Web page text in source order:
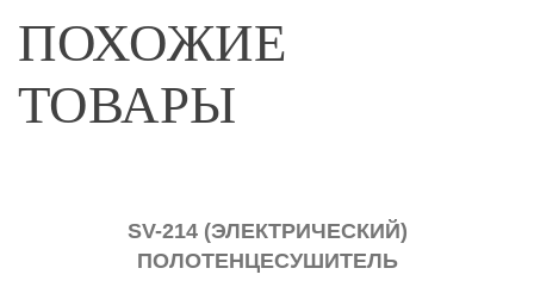
ПОХОЖИЕ
ТОВАРЫ
SV-214 (ЭЛЕКТРИЧЕСКИЙ)
ПОЛОТЕНЦЕСУШИТЕЛЬ